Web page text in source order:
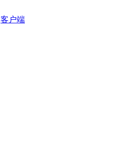
客户端